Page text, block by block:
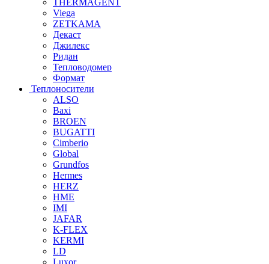
Viega
ZETKAMA
Декаст
Джилекс
Ридан
Тепловодомер
Формат
Теплоносители
ALSO
Baxi
BROEN
BUGATTI
Cimberio
Global
Grundfos
Hermes
HERZ
HME
IMI
JAFAR
K-FLEX
KERMI
LD
Luxor